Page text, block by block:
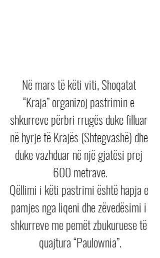
Në mars të këti viti, Shoqatat
“Kraja” organizoj pastrimin e
shkurreve përbri rrugës duke filluar
në hyrje të Krajës (Shtegvashë) dhe
duke vazhduar në një gjatësi prej
600 metrave.
Qëllimi i këti pastrimi është hapja e
pamjes nga liqeni dhe zëvedësimi i
shkurreve me pemët zbukuruese të
quajtura “Paulownia”.